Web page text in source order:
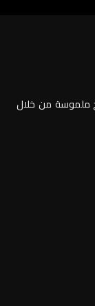
ملموسة من خلال